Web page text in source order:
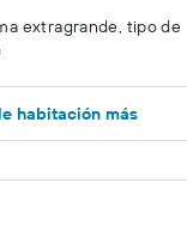
extragrande, tipo de
habitación más